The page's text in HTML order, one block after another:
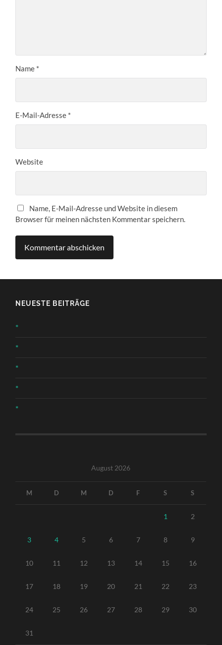
Name *
E-Mail-Adresse *
Website
Name, E-Mail-Adresse und Website in diesem
Browser für meinen nächsten Kommentar speichern.
NEUESTE BEITRÄGE
*
*
*
*
*
August 2026
M D M D F S S
1 2
3 4 5 6 7 8 9
10 11 12 13 14 15 16
17 18 19 20 21 22 23
24 25 26 27 28 29 30
31